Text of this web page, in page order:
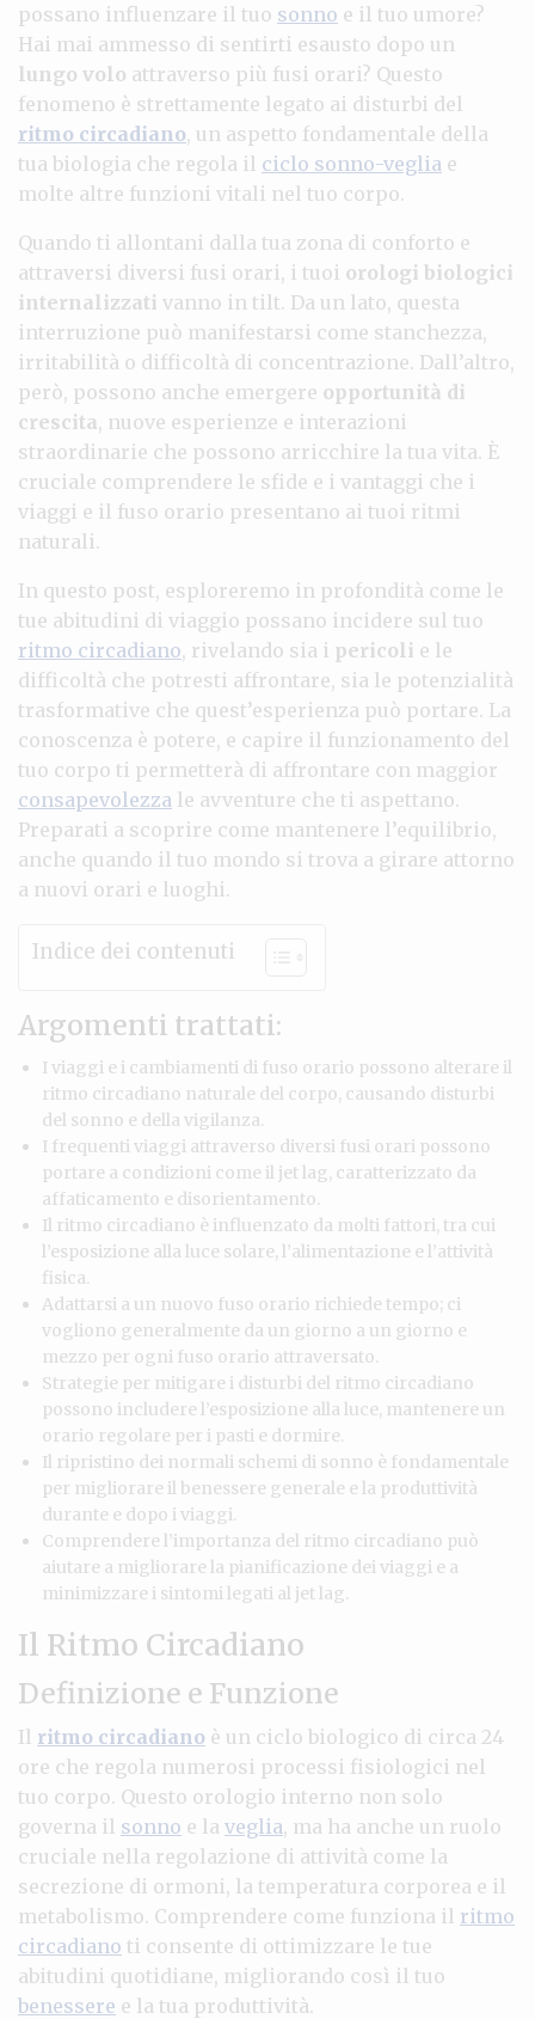
possano influenzare il tuo sonno e il tuo umore?
Hai mai ammesso di sentirti esausto dopo un
lungo volo attraverso più fusi orari? Questo
fenomeno è strettamente legato ai disturbi del
ritmo circadiano, un aspetto fondamentale della
tua biologia che regola il ciclo sonno-veglia e
molte altre funzioni vitali nel tuo corpo.
Quando ti allontani dalla tua zona di conforto e
attraversi diversi fusi orari, i tuoi orologi biologici
internalizzati vanno in tilt. Da un lato, questa
interruzione può manifestarsi come stanchezza,
irritabilità o difficoltà di concentrazione. Dall’altro,
però, possono anche emergere opportunità di
crescita, nuove esperienze e interazioni
straordinarie che possono arricchire la tua vita. È
cruciale comprendere le sfide e i vantaggi che i
viaggi e il fuso orario presentano ai tuoi ritmi
naturali.
In questo post, esploreremo in profondità come le
tue abitudini di viaggio possano incidere sul tuo
ritmo circadiano, rivelando sia i pericoli e le
difficoltà che potresti affrontare, sia le potenzialità
trasformative che quest’esperienza può portare. La
conoscenza è potere, e capire il funzionamento del
tuo corpo ti permetterà di affrontare con maggior
consapevolezza le avventure che ti aspettano.
Preparati a scoprire come mantenere l’equilibrio,
anche quando il tuo mondo si trova a girare attorno
a nuovi orari e luoghi.
Indice dei contenuti
Argomenti trattati:
I viaggi e i cambiamenti di fuso orario possono alterare il
ritmo circadiano naturale del corpo, causando disturbi
del sonno e della vigilanza.
I frequenti viaggi attraverso diversi fusi orari possono
portare a condizioni come il jet lag, caratterizzato da
affaticamento e disorientamento.
Il ritmo circadiano è influenzato da molti fattori, tra cui
l’esposizione alla luce solare, l’alimentazione e l’attività
fisica.
Adattarsi a un nuovo fuso orario richiede tempo; ci
vogliono generalmente da un giorno a un giorno e
mezzo per ogni fuso orario attraversato.
Strategie per mitigare i disturbi del ritmo circadiano
possono includere l’esposizione alla luce, mantenere un
orario regolare per i pasti e dormire.
Il ripristino dei normali schemi di sonno è fondamentale
per migliorare il benessere generale e la produttività
durante e dopo i viaggi.
Comprendere l’importanza del ritmo circadiano può
aiutare a migliorare la pianificazione dei viaggi e a
minimizzare i sintomi legati al jet lag.
Il Ritmo Circadiano
Definizione e Funzione
Il ritmo circadiano è un ciclo biologico di circa 24
ore che regola numerosi processi fisiologici nel
tuo corpo. Questo orologio interno non solo
governa il sonno e la veglia, ma ha anche un ruolo
cruciale nella regolazione di attività come la
secrezione di ormoni, la temperatura corporea e il
metabolismo. Comprendere come funziona il ritmo
circadiano ti consente di ottimizzare le tue
abitudini quotidiane, migliorando così il tuo
benessere e la tua produttività.